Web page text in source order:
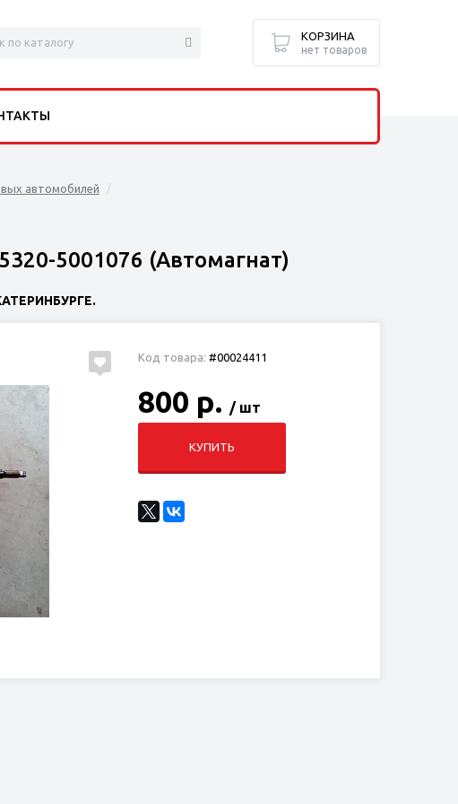
автомобилей
5001076 (Автомагнат)
Код товара: #00024411
800 р. / шт
КУПИТЬ
КОРЗИНА
нет товаров